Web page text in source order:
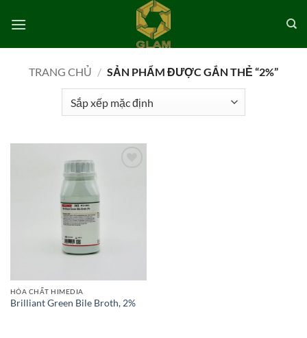
qua
TRANG CHỦ / SẢN PHẨM ĐƯỢC GẮN THẺ “2%”
HÓA CHẤT HIMEDIA
Brilliant Green Bile Broth, 2%